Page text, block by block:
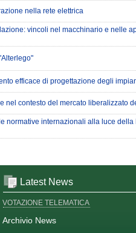
nella rete elettrica
vincoli nel macchinario e nelle
efficace di progettazione degli
nel contesto del mercato liberalizzato
normative internazionali alla luce
Latest News
VOTAZIONE TELEMATICA
Archivio News